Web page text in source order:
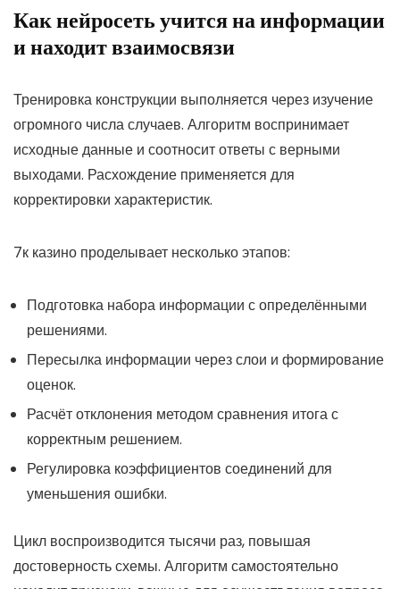
Как нейросеть учится на информации
и находит взаимосвязи
Тренировка конструкции выполняется через изучение
огромного числа случаев. Алгоритм воспринимает
исходные данные и соотносит ответы с верными
выходами. Расхождение применяется для
корректировки характеристик.
7к казино проделывает несколько этапов:
Подготовка набора информации с определёнными
решениями.
Пересылка информации через слои и формирование
оценок.
Расчёт отклонения методом сравнения итога с
корректным решением.
Регулировка коэффициентов соединений для
уменьшения ошибки.
Цикл воспроизводится тысячи раз, повышая
достоверность схемы. Алгоритм самостоятельно